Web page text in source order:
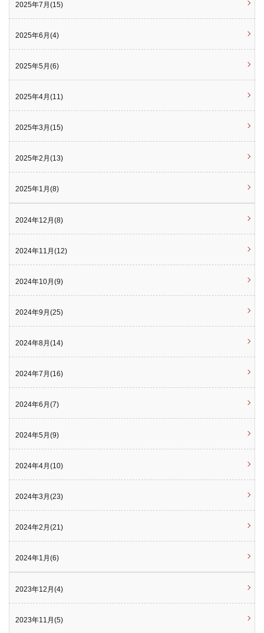
2025年7月(15)
2025年6月(4)
2025年5月(6)
2025年4月(11)
2025年3月(15)
2025年2月(13)
2025年1月(8)
2024年12月(8)
2024年11月(12)
2024年10月(9)
2024年9月(25)
2024年8月(14)
2024年7月(16)
2024年6月(7)
2024年5月(9)
2024年4月(10)
2024年3月(23)
2024年2月(21)
2024年1月(6)
2023年12月(4)
2023年11月(5)